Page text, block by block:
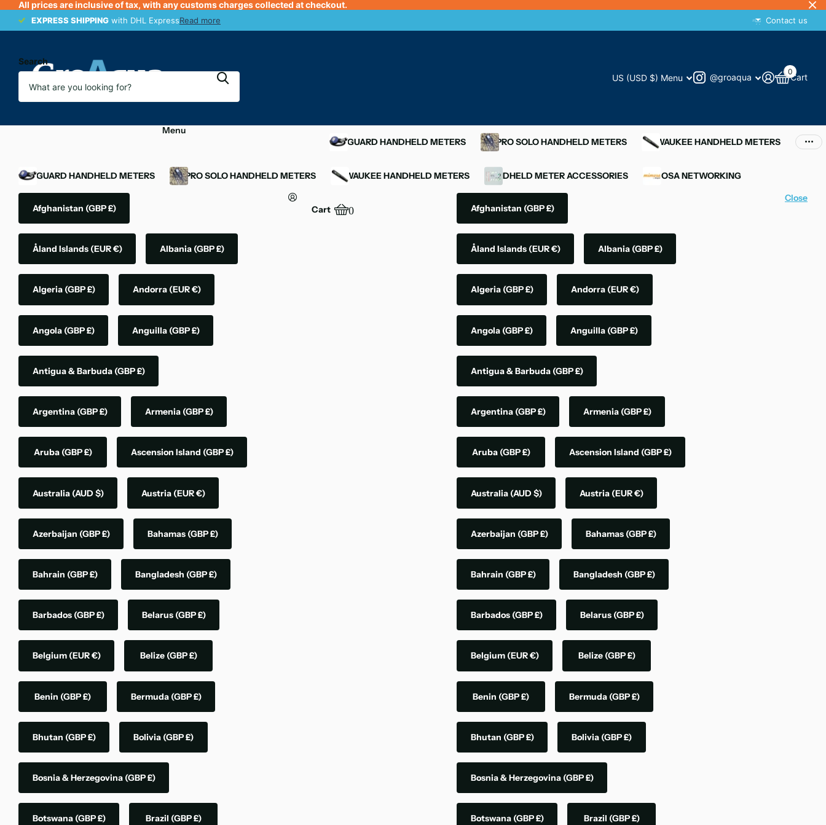
All prices are inclusive of tax, with any customs charges collected at checkout.
EXPRESS SHIPPING with DHL ExpressRead more
EXPRESS SHIPPING Contact us
Search
US (USD $) Menu @groaqua Cart
0
Menu
OXYGUARD HANDHELD METERS
YSI PRO SOLO HANDHELD METERS MILWAUKEE HANDHELD METERS
OXYGUARD HANDHELD METERS YSI PRO SOLO HANDHELD METERS MILWAUKEE HANDHELD METERS HANDHELD METER ACCESSORIES MIMOSA NETWORKING
Afghanistan (GBP £)
Åland Islands (EUR €) Albania (GBP £)
Algeria (GBP £) Andorra (EUR €)
Angola (GBP £) Anguilla (GBP £)
Antigua & Barbuda (GBP £)
Argentina (GBP £) Armenia (GBP £)
Aruba (GBP £) Ascension Island (GBP £)
Australia (AUD $) Austria (EUR €)
Azerbaijan (GBP £) Bahamas (GBP £)
Bahrain (GBP £) Bangladesh (GBP £)
Barbados (GBP £) Belarus (GBP £)
Belgium (EUR €) Belize (GBP £)
Benin (GBP £) Bermuda (GBP £)
Bhutan (GBP £) Bolivia (GBP £)
Bosnia & Herzegovina (GBP £)
Botswana (GBP £) Brazil (GBP £)
Cart 0 Afghanistan (GBP £)
Åland Islands (EUR €) Albania (GBP £)
Algeria (GBP £) Andorra (EUR €)
Angola (GBP £) Anguilla (GBP £)
Antigua & Barbuda (GBP £)
Argentina (GBP £) Armenia (GBP £)
Aruba (GBP £) Ascension Island (GBP £)
Australia (AUD $) Austria (EUR €)
Azerbaijan (GBP £) Bahamas (GBP £)
Bahrain (GBP £) Bangladesh (GBP £)
Barbados (GBP £) Belarus (GBP £)
Belgium (EUR €) Belize (GBP £)
Benin (GBP £) Bermuda (GBP £)
Bhutan (GBP £) Bolivia (GBP £)
Bosnia & Herzegovina (GBP £)
Botswana (GBP £) Brazil (GBP £)
Close